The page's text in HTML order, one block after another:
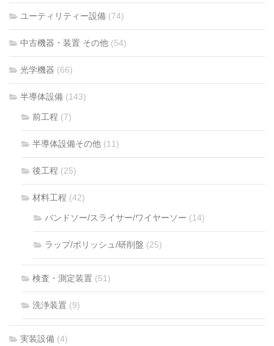
ユーティリティー設備 (74)
中古機器・装置 その他 (54)
光学機器 (66)
半導体設備 (143)
前工程 (7)
半導体設備その他 (11)
後工程 (25)
材料工程 (42)
バンドソー/スライサー/ワイヤーソー (14)
ラップ/ポリッシュ/研削盤 (25)
検査・測定装置 (51)
洗浄装置 (9)
実装設備 (4)